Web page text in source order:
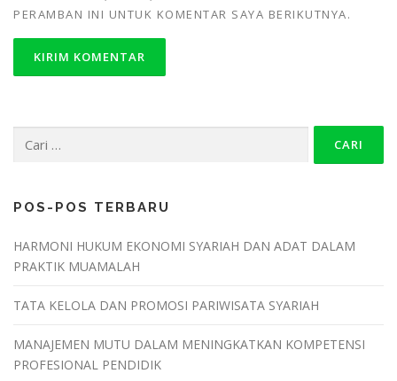
PERAMBAN INI UNTUK KOMENTAR SAYA BERIKUTNYA.
POS-POS TERBARU
HARMONI HUKUM EKONOMI SYARIAH DAN ADAT DALAM
PRAKTIK MUAMALAH
TATA KELOLA DAN PROMOSI PARIWISATA SYARIAH
MANAJEMEN MUTU DALAM MENINGKATKAN KOMPETENSI
PROFESIONAL PENDIDIK